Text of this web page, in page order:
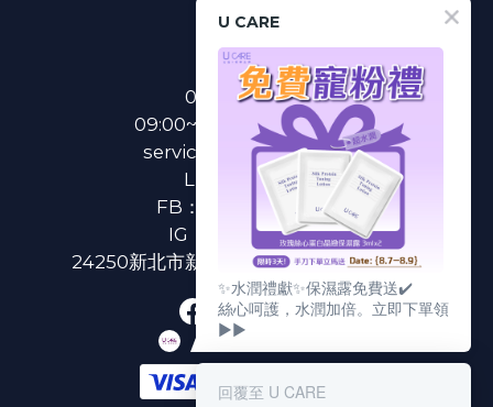
聯絡我們
0800-233-233
09:00~18:00(國定假日除外)
service@u-care.com.tw
LINE：
@ucare
FB：
U CARE 美麗粉專
IG：
ucare.tw2002
24250新北市新莊區新北大道二段312號3樓
U CARE
✨水潤禮獻✨保濕露免費送✔️
絲心呵護，水潤加倍。立即下單領
▶▶
回覆至 U CARE